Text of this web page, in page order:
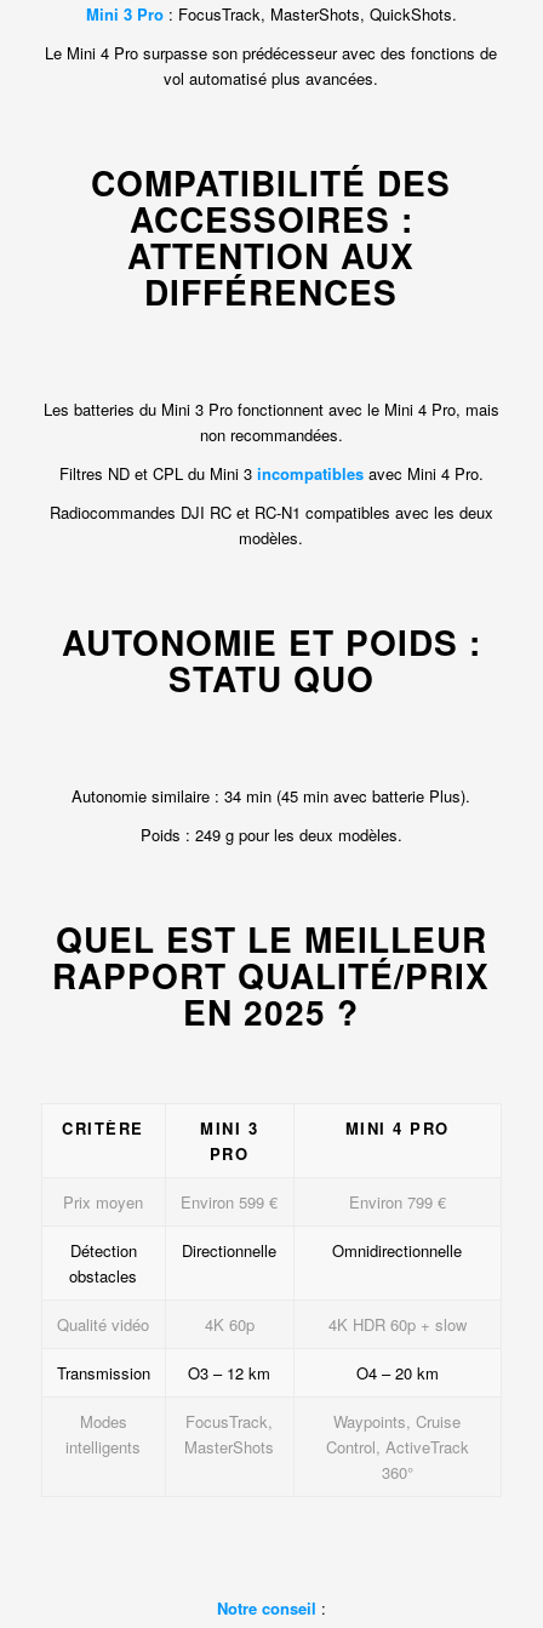
Mini 3 Pro: FocusTrack, MasterShots, QuickShots.
Le Mini 4 Pro surpasse son prédécesseur avec des fonctions de
vol automatisé plus avancées.
COMPATIBILITÉ DES
ACCESSOIRES :
ATTENTION AUX
DIFFÉRENCES
Les batteries du Mini 3 Pro fonctionnent avec le Mini 4 Pro, mais
non recommandées.
Filtres ND et CPL du Mini 3 incompatiblesavec Mini 4 Pro.
Radiocommandes DJI RC et RC-N1 compatibles avec les deux
modèles.
AUTONOMIE ET POIDS :
STATU QUO
Autonomie similaire : 34 min (45 min avec batterie Plus).
Poids : 249 g pour les deux modèles.
QUEL EST LE MEILLEUR
RAPPORT QUALITÉ/PRIX
EN 2025 ?
CRITÈRE
MINI 3
PRO
MINI 4 PRO
Prix moyen Environ 599 € Environ 799 €
Détection
obstacles
Directionnelle Omnidirectionnelle
Qualité vidéo 4K 60p 4K HDR 60p + slow
Transmission O3 – 12 km O4 – 20 km
Modes
intelligents
FocusTrack,
MasterShots
Waypoints, Cruise
Control, ActiveTrack
360°
Notre conseil :